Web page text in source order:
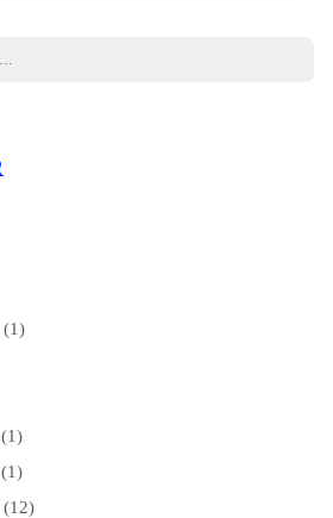
(1)
(1)
(1)
(12)